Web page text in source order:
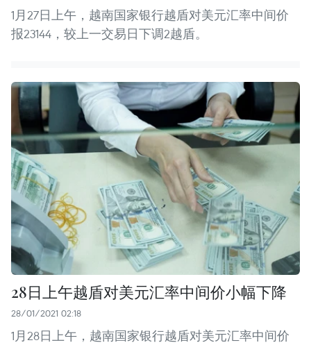
1月27日上午，越南国家银行越盾对美元汇率中间价
报23144，较上一交易日下调2越盾。
28日上午越盾对美元汇率中间价小幅下降
28/01/2021 02:18
1月28日上午，越南国家银行越盾对美元汇率中间价